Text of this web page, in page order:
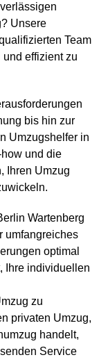
Unsere
Team
und effizient zu
bis hin zur
Umzugshelfer in
und die
Ihren Umzug
Wartenberg
umfangreiches
optimal
Ihre individuellen
zu
privaten Umzug,
handelt,
Service